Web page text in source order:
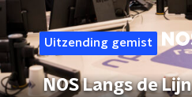
Uitzending gemist
NOS Langs de Lijn